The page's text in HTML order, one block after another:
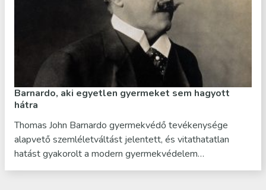
Barnardo, aki egyetlen gyermeket sem hagyott
hátra
Thomas John Barnardo gyermekvédő tevékenysége
alapvető szemléletváltást jelentett, és vitathatatlan
hatást gyakorolt a modern gyermekvédelem…